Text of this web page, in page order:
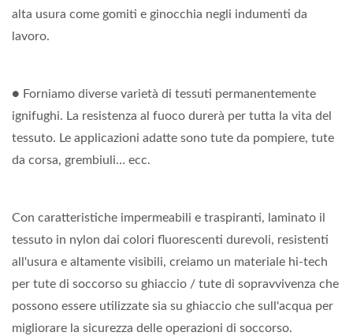
alta usura come gomiti e ginocchia negli indumenti da
lavoro.
● Forniamo diverse varietà di tessuti permanentemente
ignifughi. La resistenza al fuoco durerà per tutta la vita del
tessuto. Le applicazioni adatte sono tute da pompiere, tute
da corsa, grembiuli… ecc.
Con caratteristiche impermeabili e traspiranti, laminato il
tessuto in nylon dai colori fluorescenti durevoli, resistenti
all'usura e altamente visibili, creiamo un materiale hi-tech
per tute di soccorso su ghiaccio / tute di sopravvivenza che
possono essere utilizzate sia su ghiaccio che sull'acqua per
migliorare la sicurezza delle operazioni di soccorso.